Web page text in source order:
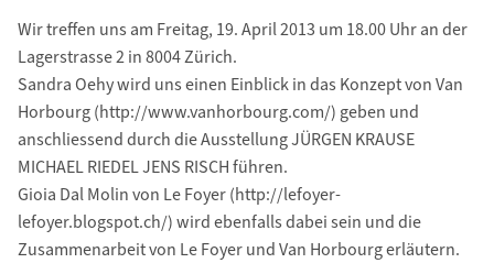
Wir treffen uns am Freitag, 19. April 2013 um 18.00 Uhr an der
Lagerstrasse 2 in 8004 Zürich.
Sandra Oehy wird uns einen Einblick in das Konzept von Van
Horbourg (http://www.vanhorbourg.com/) geben und
anschliessend durch die Ausstellung JÜRGEN KRAUSE
MICHAEL RIEDEL JENS RISCH führen.
Gioia Dal Molin von Le Foyer (http://lefoyer-
lefoyer.blogspot.ch/) wird ebenfalls dabei sein und die
Zusammenarbeit von Le Foyer und Van Horbourg erläutern.